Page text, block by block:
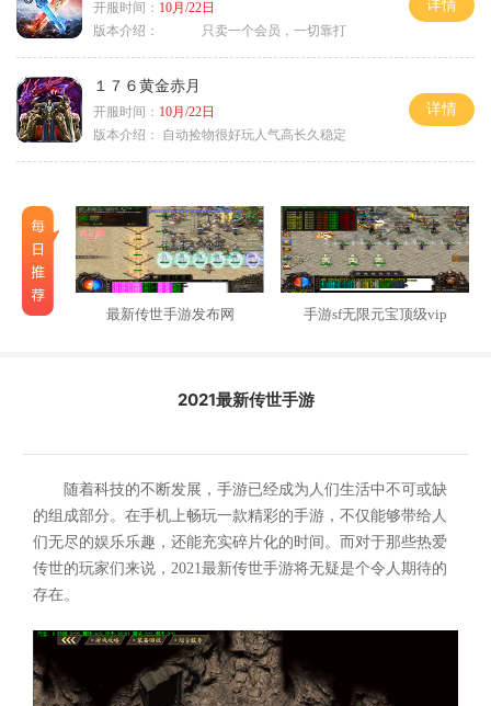
开服时间： 10月/22日
版本介绍：
只卖一个会员，一切靠打
详情
１７６黄金赤月
开服时间： 10月/22日
版本介绍：
自动捡物很好玩人气高长久稳定
详情
最新传世手游发布网 手游sf无限元宝顶级vip
2021最新传世手游
随着科技的不断发展，手游已经成为人们生活中不可或缺
的组成部分。在手机上畅玩一款精彩的手游，不仅能够带给人
们无尽的娱乐乐趣，还能充实碎片化的时间。而对于那些热爱
传世的玩家们来说，2021最新传世手游将无疑是个令人期待的
存在。